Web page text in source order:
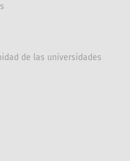
de las universidades